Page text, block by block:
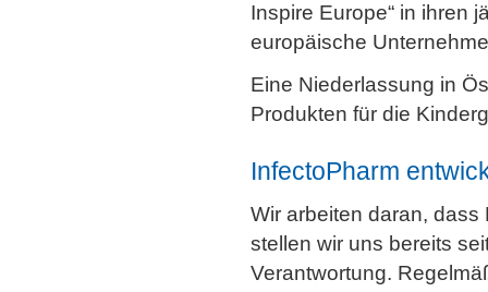
Inspire Europe“ in ihren
europäische
Eine Niederlassung in
Produkten für die
InfectoPharm
Wir arbeiten daran,
stellen wir uns bereits
Verantwortung.